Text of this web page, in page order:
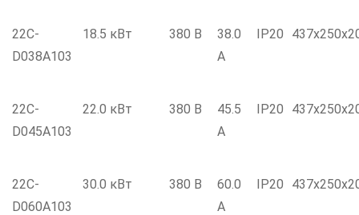
22C-
D038A103
18.5 кВт 380 В
38.0
А
IP20
22C-
D045A103
22.0 кВт 380 В
45.5
А
IP20
22C-
D060A103
30.0 кВт 380 В
60.0
А
IP20